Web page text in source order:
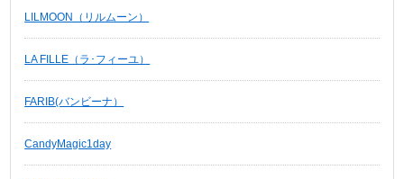
LILMOON（リルムーン）
LA FILLE（ラ･フィーユ）
FARIB(バンビーナ）
CandyMagic1day